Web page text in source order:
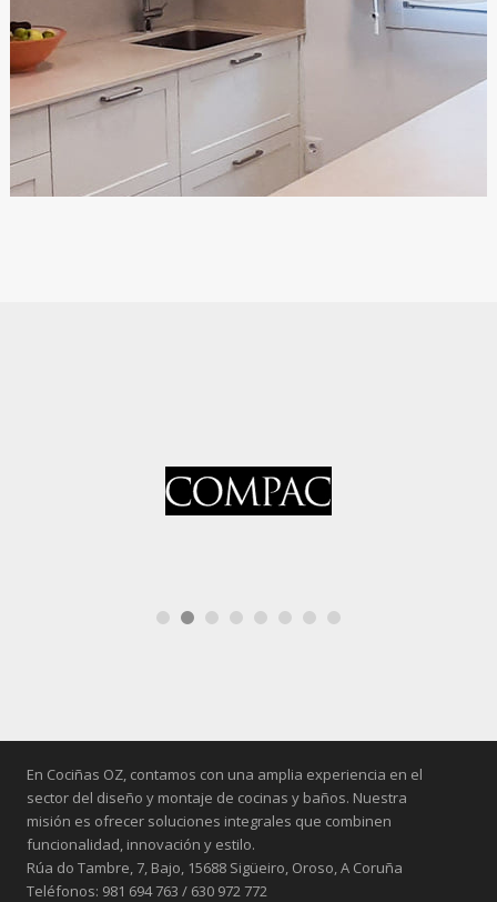
En Cociñas OZ, contamos con una amplia experiencia en el
sector del diseño y montaje de cocinas y baños. Nuestra
misión es ofrecer soluciones integrales que combinen
funcionalidad, innovación y estilo.
Rúa do Tambre, 7, Bajo, 15688 Sigüeiro, Oroso, A Coruña
Teléfonos: 981 694 763 / 630 972 772